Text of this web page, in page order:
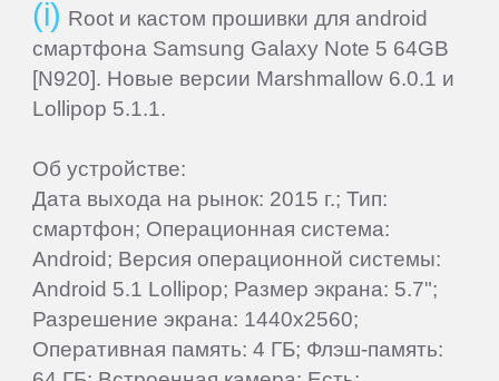
Root и кастом прошивки для android
смартфона Samsung Galaxy Note 5 64GB
[N920]. Новые версии Marshmallow 6.0.1 и
Lollipop 5.1.1.
Об устройстве:
Дата выхода на рынок: 2015 г.; Тип:
смартфон; Операционная система:
Android; Версия операционной системы:
Android 5.1 Lollipop; Размер экрана: 5.7";
Разрешение экрана: 1440x2560;
Оперативная память: 4 ГБ; Флэш-память: